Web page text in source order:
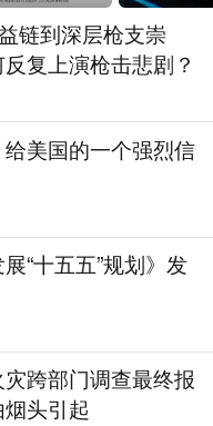
链到深层枪支崇
复上演枪击悲剧？
美国的一个强烈信
展“十五五”规划》发
跨部门调查最终报
头引起